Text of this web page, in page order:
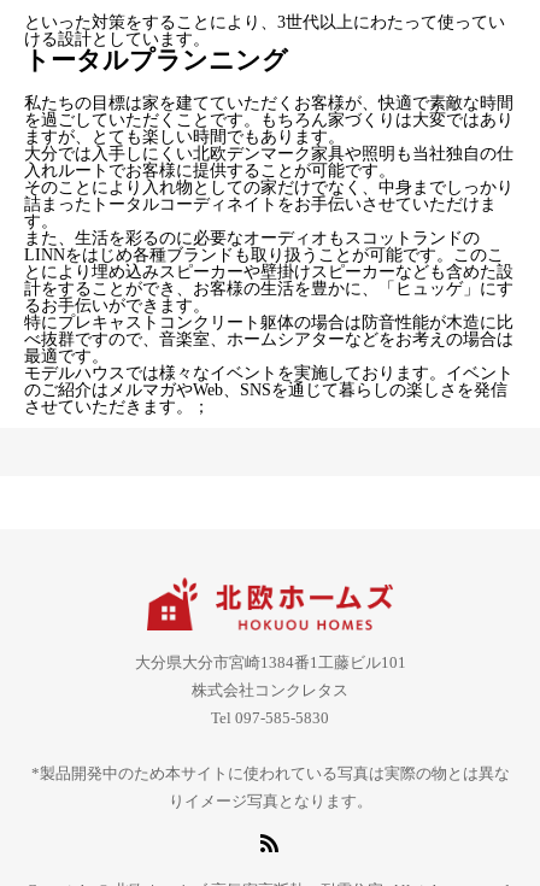
といった対策をすることにより、3世代以上にわたって使ってい
ける設計としています。
トータルプランニング
私たちの目標は家を建てていただくお客様が、快適で素敵な時間
を過ごしていただくことです。もちろん家づくりは大変ではあり
ますが、とても楽しい時間でもあります。
大分では入手しにくい北欧デンマーク家具や照明も当社独自の仕
入れルートでお客様に提供することが可能です。
そのことにより入れ物としての家だけでなく、中身までしっかり
詰まったトータルコーディネイトをお手伝いさせていただけま
す。
また、生活を彩るのに必要なオーディオもスコットランドの
LINNをはじめ各種ブランドも取り扱うことが可能です。このこ
とにより埋め込みスピーカーや壁掛けスピーカーなども含めた設
計をすることができ、お客様の生活を豊かに、「ヒュッゲ」にす
るお手伝いができます。
特にプレキャストコンクリート躯体の場合は防音性能が木造に比
べ抜群ですので、音楽室、ホームシアターなどをお考えの場合は
最適です。
モデルハウスでは様々なイベントを実施しております。イベント
のご紹介はメルマガやWeb、SNSを通じて暮らしの楽しさを発信
させていただきます。；
大分県大分市宮崎1384番1工藤ビル101
株式会社コンクレタス
Tel 097-585-5830
*製品開発中のため本サイトに使われている写真は実際の物とは異な
りイメージ写真となります。